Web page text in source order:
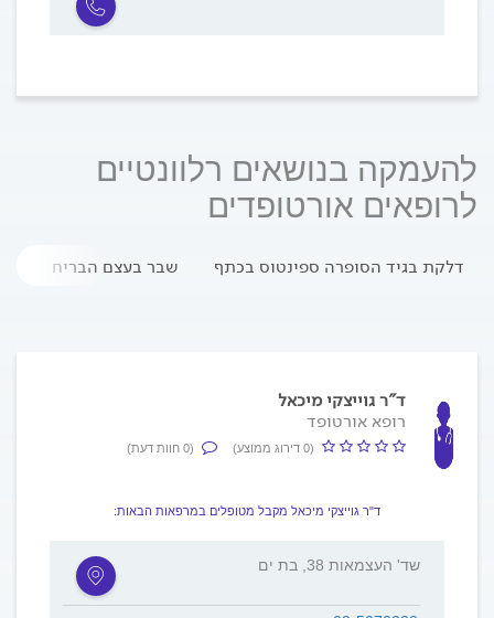
להעמקה בנושאים רלוונטיים
לרופאים אורטופדים
דלקת בגיד הסופרה ספינטוס בכתף שבר בעצם הבריח
ד"ר גוייצקי מיכאל
רופא אורטופד
(0 דירוג ממוצע) (0 חוות דעת)
ד"ר גוייצקי מיכאל מקבל מטופלים במרפאות הבאות:
שד' העצמאות 38, בת ים